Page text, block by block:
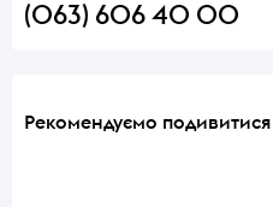
(063) 606 40 00
Рекомендуємо подивитися